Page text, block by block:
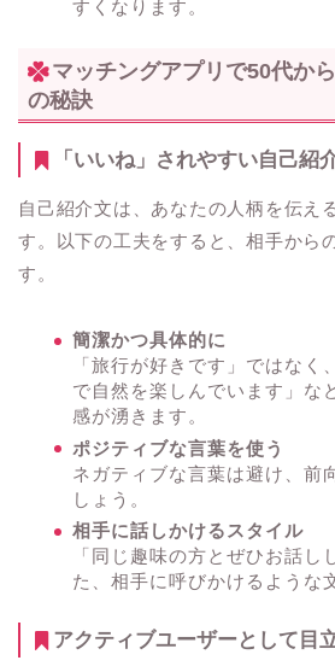
すくなります。
マッチングアプリで50代か
の秘訣
「いいね」されやすい自己紹
自己紹介文は、あなたの人柄を伝え
す。以下の工夫をすると、相手から
す。
簡潔かつ具体的に
「旅行が好きです」ではなく
で自然を楽しんでいます」な
感が湧きます。
ポジティブな言葉を使う
ネガティブな言葉は避け、前
しょう。
相手に話しかけるスタイル
「同じ趣味の方とぜひお話し
た、相手に呼びかけるような
アクティブユーザーとして目